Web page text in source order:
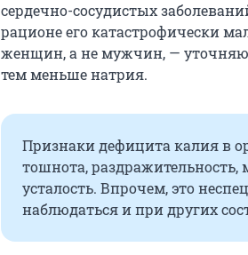
сердечно-сосудистых
рационе его катастрофически
женщин, а не мужчин, —
тем меньше натрия.
Признаки дефицита калия в
тошнота, раздражительность,
усталость. Впрочем, это
наблюдаться и при других